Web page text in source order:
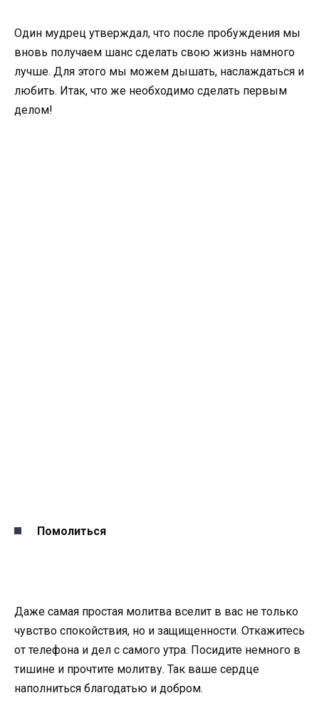
Один мудрец утверждал, что после пробуждения мы
вновь получаем шанс сделать свою жизнь намного
лучше. Для этого мы можем дышать, наслаждаться и
любить. Итак, что же необходимо сделать первым
делом!
Помолиться
Даже самая простая молитва вселит в вас не только
чувство спокойствия, но и защищенности. Откажитесь
от телефона и дел с самого утра. Посидите немного в
тишине и прочтите молитву. Так ваше сердце
наполниться благодатью и добром.